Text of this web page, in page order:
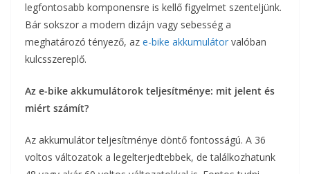
legfontosabb komponensre is kellő figyelmet szenteljünk.
Bár sokszor a modern dizájn vagy sebesség a
meghatározó tényező, az e-bike akkumulátor valóban
kulcsszereplő.
Az e-bike akkumulátorok teljesítménye: mit jelent és
miért számít?
Az akkumulátor teljesítménye döntő fontosságú. A 36
voltos változatok a legelterjedtebbek, de találkozhatunk